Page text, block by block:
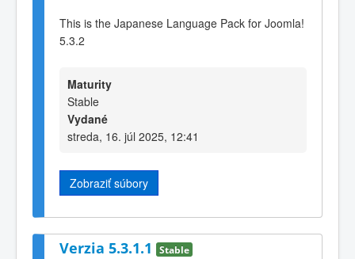
This is the Japanese Language Pack for Joomla!
5.3.2
Maturity
Stable
Vydané
streda, 16. júl 2025, 12:41
Zobraziť súbory
Verzia 5.3.1.1 Stable